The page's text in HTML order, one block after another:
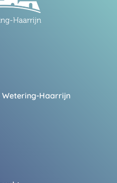
Wetering-Haarrijn